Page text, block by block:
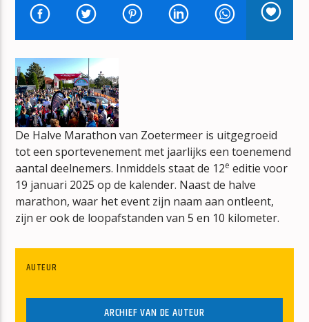
LEARNING TO FLY
SHEPPARD
mz-radio
De Halve Marathon van Zoetermeer is uitgegroeid
tot een sportevenement met jaarlijks een toenemend
aantal deelnemers. Inmiddels staat de 12e editie voor
19 januari 2025 op de kalender. Naast de halve
marathon, waar het event zijn naam aan ontleent,
zijn er ook de loopafstanden van 5 en 10 kilometer.
AUTEUR
ARCHIEF VAN DE AUTEUR